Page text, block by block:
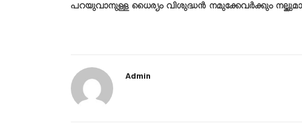
പറയുവാനുള്ള ധൈര്യം വിശുദ്ധൻ നമുക്കേവർക്കും
Admin